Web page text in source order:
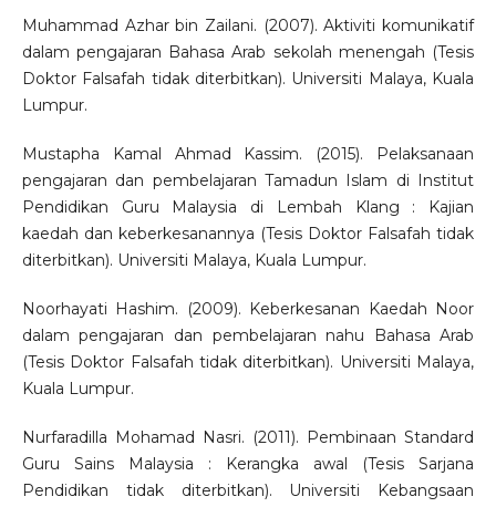
Muhammad Azhar bin Zailani. (2007). Aktiviti komunikatif
dalam pengajaran Bahasa Arab sekolah menengah (Tesis
Doktor Falsafah tidak diterbitkan). Universiti Malaya, Kuala
Lumpur.
Mustapha Kamal Ahmad Kassim. (2015). Pelaksanaan
pengajaran dan pembelajaran Tamadun Islam di Institut
Pendidikan Guru Malaysia di Lembah Klang : Kajian
kaedah dan keberkesanannya (Tesis Doktor Falsafah tidak
diterbitkan). Universiti Malaya, Kuala Lumpur.
Noorhayati Hashim. (2009). Keberkesanan Kaedah Noor
dalam pengajaran dan pembelajaran nahu Bahasa Arab
(Tesis Doktor Falsafah tidak diterbitkan). Universiti Malaya,
Kuala Lumpur.
Nurfaradilla Mohamad Nasri. (2011). Pembinaan Standard
Guru Sains Malaysia : Kerangka awal (Tesis Sarjana
Pendidikan tidak diterbitkan). Universiti Kebangsaan